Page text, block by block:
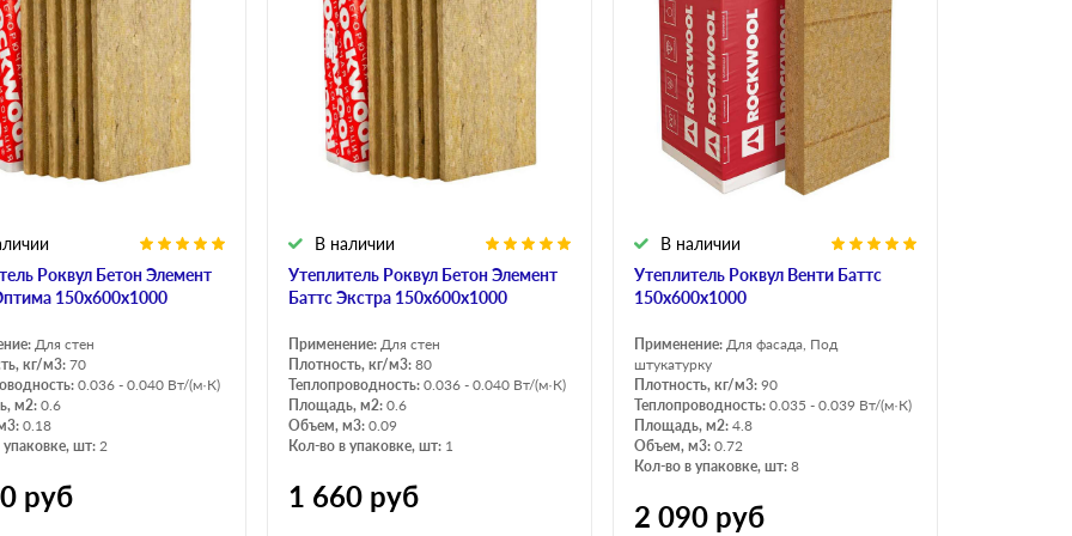
Роквул Бетон Элемент
150х600х1000
Для стен
кг/м3: 70
0.036 - 0.040 Вт/(м·К)
м2: 0.6
0.18
шт: 2
руб
Утеплитель Роквул Бетон Элемент
Баттс Экстра 150х600х1000
В наличии
Применение: Для стен
Плотность, кг/м3: 80
Теплопроводность: 0.036 - 0.040 Вт/(м·К)
Площадь, м2: 0.6
Объем, м3: 0.09
Кол-во в упаковке, шт: 1
1 660 руб
Утеплитель Роквул Венти Баттс
150х600х1000
В наличии
Применение: Для фасада, Под
штукатурку
Плотность, кг/м3: 90
Теплопроводность: 0.035 - 0.039 Вт/(м·К)
Площадь, м2: 4.8
Объем, м3: 0.72
Кол-во в упаковке, шт: 8
2 090 руб